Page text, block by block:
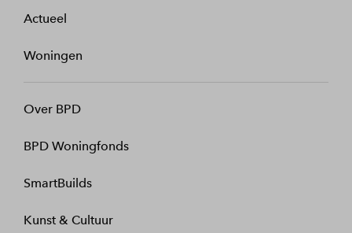
Actueel
Woningen
Over BPD
BPD Woningfonds
SmartBuilds
Kunst & Cultuur